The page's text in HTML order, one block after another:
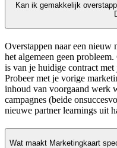
Kan ik gemakkelijk
Overstappen naar een
het algemeen geen
is van je huidige contract met
Probeer met je vorige
inhoud van voorgaand werk
campagnes (beide
nieuwe partner learnings uit
Wat maakt Marketingkaart